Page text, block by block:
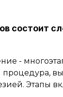
состоит
-
процедура,
Этапы